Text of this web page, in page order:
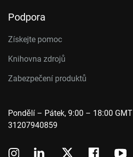
Podpora
Získejte pomoc
Knihovna zdrojů
Zabezpečení produktů
Pondělí – Pátek, 9:00 – 18:00 GMT
31207940859